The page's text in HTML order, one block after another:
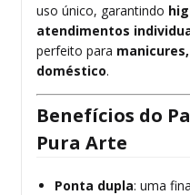
uso único, garantindo
atendimentos
perfeito para
doméstico.
Benefícios do
Pura Arte
Ponta dupla: uma